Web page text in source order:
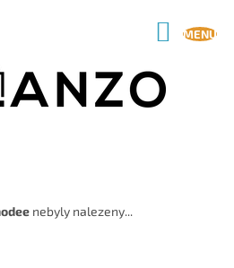
nebyly nalezeny...